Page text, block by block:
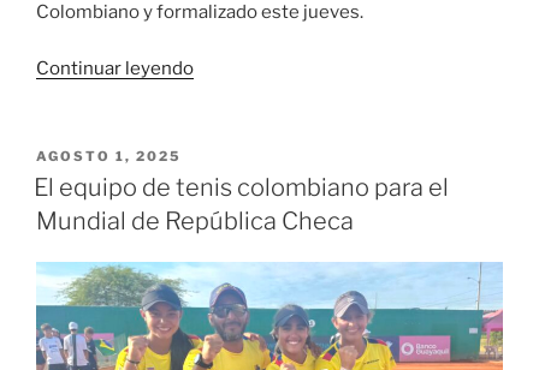
Colombiano y formalizado este jueves.
Continuar leyendo«Mindeporte
los
Juegos
Escolares
Centroamericanos
y
del
Caribe
PUBLICADO
EL
AGOSTO 1, 2025
El equipo de tenis colombiano para el
Mundial de República Checa